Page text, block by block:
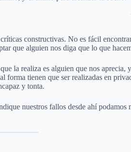
constructivas. No es fácil
que alguien nos diga que lo que
la realiza es alguien que nos aprecia,
forma tienen que ser realizadas en
y tonta.
nuestros fallos desde ahí podamos